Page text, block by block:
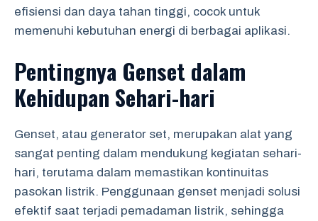
efisiensi dan daya tahan tinggi, cocok untuk
memenuhi kebutuhan energi di berbagai aplikasi.
Pentingnya Genset dalam
Kehidupan Sehari-hari
Genset, atau generator set, merupakan alat yang
sangat penting dalam mendukung kegiatan sehari-
hari, terutama dalam memastikan kontinuitas
pasokan listrik. Penggunaan genset menjadi solusi
efektif saat terjadi pemadaman listrik, sehingga